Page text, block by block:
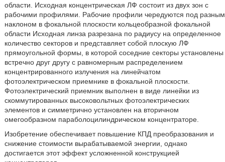
области. Исходная концентрическая ЛФ состоит из двух зон с
рабочими профилями. Рабочие профили чередуются под разным
наклоном в фокальной плоскости кольцеобразной фокальной
области Исходная линза разрезана по радиусу на определенное
количество секторов и представляет собой плоскую ЛФ
прямоугольной формы, в которой соседние секторы установлены
встречно друг другу с равномерным распределением
концентрированного излучения на линейчатом
фотоэлектрическом приемнике в фокальной плоскости.
Фотоэлектрический приемник выполнен в виде линейки из
скоммутированных высоковольтных фотоэлектрических
элементов и симметрично установлен на вторичном
омегообразном параболоцилиндрическом концентраторе.
Изобретение обеспечивает повышение КПД преобразования и
снижение стоимости вырабатываемой энергии, однако
достигается этот эффект усложненной конструкцией